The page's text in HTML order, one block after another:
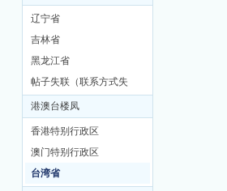
辽宁省
吉林省
黑龙江省
帖子失联（联系方式失
联）
港澳台楼凤
香港特别行政区
澳门特别行政区
台湾省